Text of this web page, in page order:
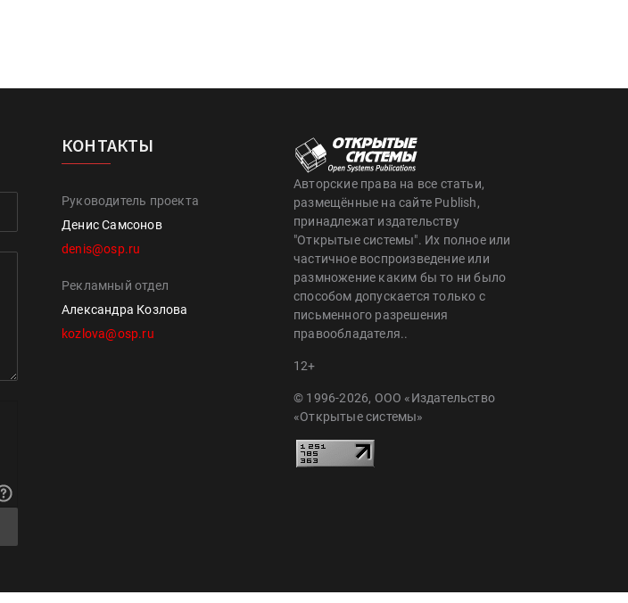
КОНТАКТЫ
Руководитель проекта
Денис Самсонов
denis@osp.ru
Рекламный отдел
Александра Козлова
kozlova@osp.ru
Авторские права на все статьи,
размещённые на сайте Publish,
принадлежат издательству
"Открытые системы". Их полное или
частичное воспроизведение или
размножение каким бы то ни было
способом допускается только с
письменного разрешения
правообладателя..
12+
© 1996-2026, ООО «Издательство
«Открытые системы»